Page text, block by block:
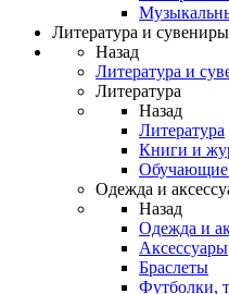
Литература и сувениры
Назад
Литература и
Литература
Назад
Литература
Книги и
Обучающие
Одежда и
Назад
Одежда и
Аксессуары
Браслеты
Футболки,